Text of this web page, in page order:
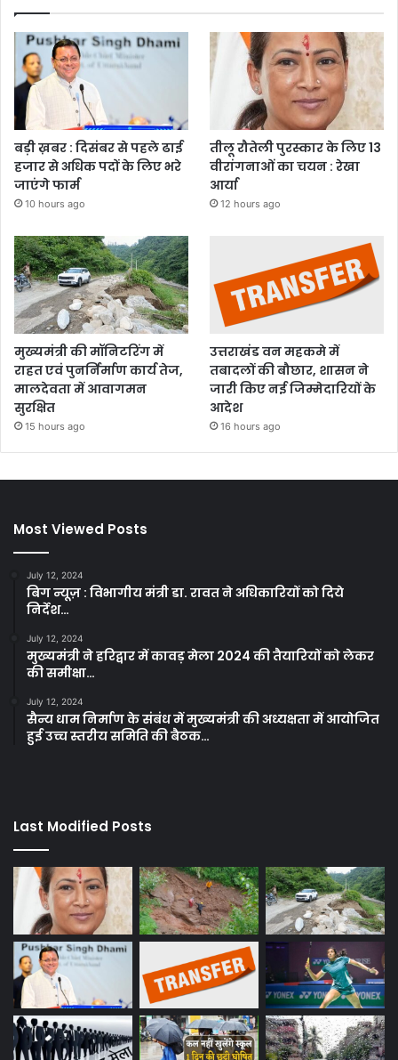
बड़ी ख़बर : दिसंबर से पहले ढाई
हजार से अधिक पदों के लिए भरे
जाएंगे फार्म
10 hours ago
तीलू रौतेली पुरस्कार के लिए 13
वीरांगनाओं का चयन : रेखा
आर्या
12 hours ago
मुख्यमंत्री की मॉनिटरिंग में
राहत एवं पुनर्निर्माण कार्य तेज,
मालदेवता में आवागमन
सुरक्षित
15 hours ago
उत्तराखंड वन महकमे में
तबादलों की बौछार, शासन ने
जारी किए नई जिम्मेदारियों के
आदेश
16 hours ago
Most Viewed Posts
July 12, 2024
बिग न्यूज़ : विभागीय मंत्री डा. रावत ने अधिकारियों को दिये
निर्देश…
July 12, 2024
मुख्यमंत्री ने हरिद्वार में कावड़ मेला 2024 की तैयारियों को लेकर
की समीक्षा…
July 12, 2024
सैन्य धाम निर्माण के संबंध में मुख्यमंत्री की अध्यक्षता में आयोजित
हुई उच्च स्तरीय समिति की बैठक…
Last Modified Posts